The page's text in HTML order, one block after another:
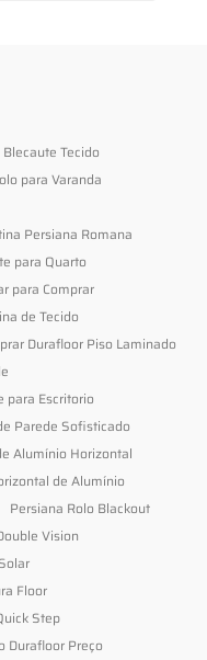
Blecaute Tecido
para Varanda
Persiana Romana
para Quarto
para Comprar
de Tecido
Durafloor Piso Laminado
para Escritorio
Parede Sofisticado
Alumínio Horizontal
de Alumínio
Persiana Rolo Blackout
Vision
Floor
Step
Durafloor Preço